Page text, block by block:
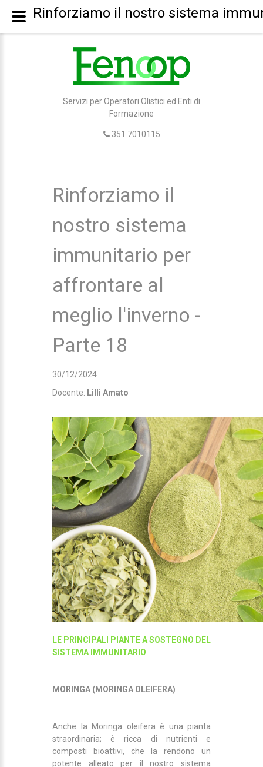
Servizi per Operatori Olistici ed Enti di
Formazione
351 7010115
Rinforziamo il
nostro sistema
immunitario per
affrontare al
meglio l'inverno -
Parte 18
30/12/2024
Docente: Lilli Amato
LE PRINCIPALI PIANTE A SOSTEGNO DEL
SISTEMA IMMUNITARIO
MORINGA (MORINGA OLEIFERA)
Anche la Moringa oleifera è una pianta
straordinaria; è ricca di nutrienti e
composti bioattivi, che la rendono un
potente alleato per il nostro sistema
Rinforziamo il nostro sistema